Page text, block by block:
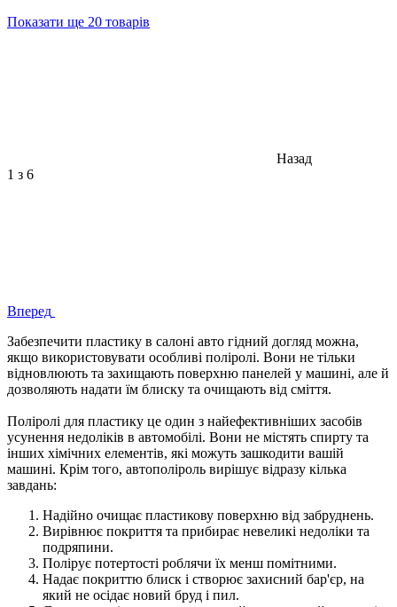
Показати ще 20 товарів
Назад
1 з 6
Вперед
Забезпечити пластику в салоні авто гідний догляд можна,
якщо використовувати особливі поліролі. Вони не тільки
відновлюють та захищають поверхню панелей у машині, але й
дозволяють надати їм блиску та очищають від сміття.
Поліролі для пластику це один з найефективніших засобів
усунення недоліків в автомобілі. Вони не містять спирту та
інших хімічних елементів, які можуть зашкодити вашій
машині. Крім того, автополіроль вирішує відразу кілька
завдань:
Надійно очищає пластикову поверхню від забруднень.
Вирівнює покриття та прибирає невеликі недоліки та
подряпини.
Полірує потертості роблячи їх менш помітними.
Надає покриттю блиск і створює захисний бар'єр, на
який не осідає новий бруд і пил.